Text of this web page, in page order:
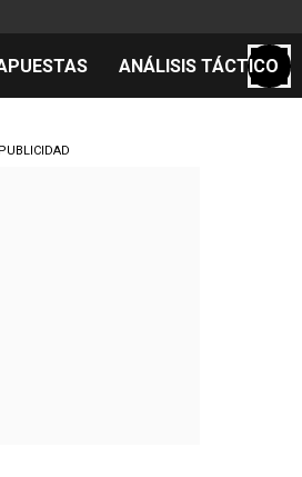
ANÁLISIS TÁCTICO
PUBLICIDAD